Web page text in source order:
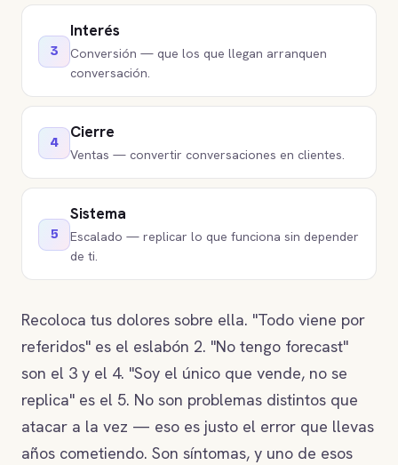
3
Interés
Conversión — que los que llegan arranquen
conversación.
4
Cierre
Ventas — convertir conversaciones en clientes.
5
Sistema
Escalado — replicar lo que funciona sin depender
de ti.
Recoloca tus dolores sobre ella. "Todo viene por
referidos" es el eslabón 2. "No tengo forecast"
son el 3 y el 4. "Soy el único que vende, no se
replica" es el 5. No son problemas distintos que
atacar a la vez — eso es justo el error que llevas
años cometiendo. Son síntomas, y uno de esos